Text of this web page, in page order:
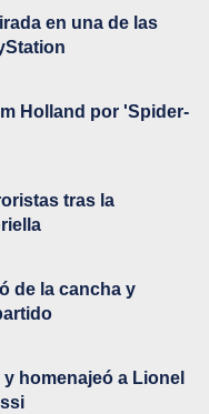
en una de las
Holland por 'Spider-
tras la
de la cancha y
homenajeó a Lionel